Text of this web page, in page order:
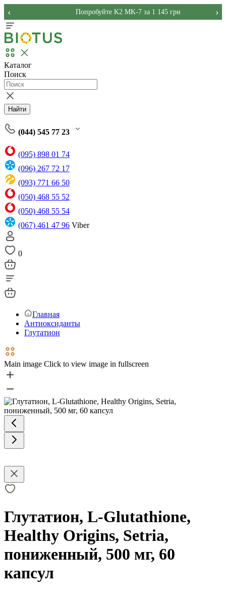
Попробуйте K2 MK-7 за 1 145 грн
‹ ›
Каталог
Поиск
Найти
(044) 545 77 23
(095) 898 01 74
(096) 267 72 17
(093) 771 66 50
(050) 468 55 52
(050) 468 55 54
(067) 461 47 96 Viber
0
Главная
Антиоксиданты
Глутатион
Main image Click to view image in fullscreen
Глутатион, L-Glutathione,
Healthy Origins, Setria,
пониженный, 500 мг, 60
капсул